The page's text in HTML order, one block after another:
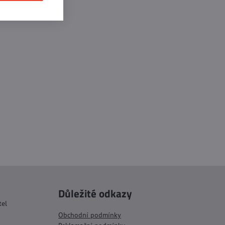
Důležité odkazy
Obchodní podmínky